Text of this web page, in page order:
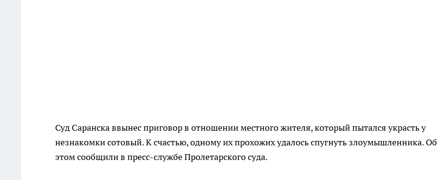
Суд Саранска ввынес приговор в отношении местного жителя, который пытался украсть у
незнакомки сотовый. К счастью, одному их прохожих удалось спугнуть злоумышленника. Об
этом сообщили в пресс-службе Пролетарского суда.